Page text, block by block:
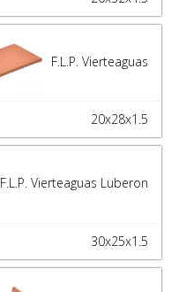
F.L.P. Vierteaguas
20x28x1.5
F.L.P. Vierteaguas Luberon
30x25x1.5